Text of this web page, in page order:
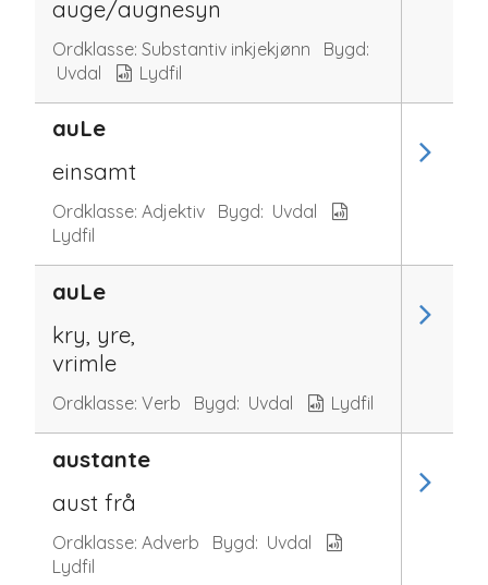
auge/augnesyn
Ordklasse: Substantiv inkjekjønn
Bygd:
Uvdal
Lydfil
auLe
einsamt
Ordklasse: Adjektiv Bygd: Uvdal
Lydfil
auLe
kry, yre,
vrimle
Ordklasse: Verb Bygd: Uvdal Lydfil
austante
aust frå
Ordklasse: Adverb Bygd: Uvdal
Lydfil